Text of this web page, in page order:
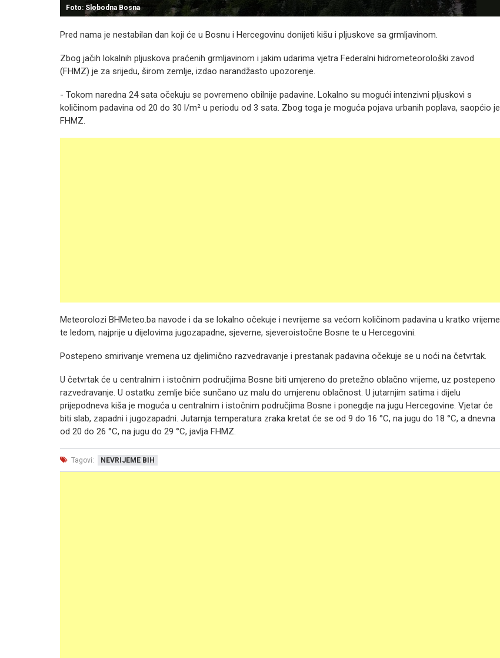
Foto: Slobodna Bosna
Pred nama je nestabilan dan koji će u Bosnu i Hercegovinu donijeti kišu i pljuskove sa grmljavinom.
Zbog jačih lokalnih pljuskova praćenih grmljavinom i jakim udarima vjetra Federalni hidrometeorološki zavod
(FHMZ) je za srijedu, širom zemlje, izdao narandžasto upozorenje.
- Tokom naredna 24 sata očekuju se povremeno obilnije padavine. Lokalno su mogući intenzivni pljuskovi s
količinom padavina od 20 do 30 l/m² u periodu od 3 sata. Zbog toga je moguća pojava urbanih poplava, saopćio je
FHMZ.
Meteorolozi BHMeteo.ba navode i da se lokalno očekuje i nevrijeme sa većom količinom padavina u kratko vrijeme
te ledom, najprije u dijelovima jugozapadne, sjeverne, sjeveroistočne Bosne te u Hercegovini.
Postepeno smirivanje vremena uz djelimično razvedravanje i prestanak padavina očekuje se u noći na četvrtak.
U četvrtak će u centralnim i istočnim područjima Bosne biti umjereno do pretežno oblačno vrijeme, uz postepeno
razvedravanje. U ostatku zemlje biće sunčano uz malu do umjerenu oblačnost. U jutarnjim satima i dijelu
prijepodneva kiša je moguća u centralnim i istočnim područjima Bosne i ponegdje na jugu Hercegovine. Vjetar će
biti slab, zapadni i jugozapadni. Jutarnja temperatura zraka kretat će se od 9 do 16 °C, na jugu do 18 °C, a dnevna
od 20 do 26 °C, na jugu do 29 °C, javlja FHMZ.
Tagovi: NEVRIJEME BIH